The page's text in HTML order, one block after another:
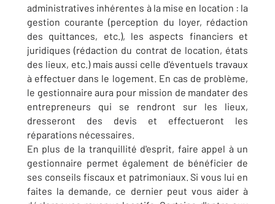
administratives inhérentes à la mise en location : la
gestion courante (perception du loyer, rédaction
des quittances, etc.), les aspects financiers et
juridiques (rédaction du contrat de location, états
des lieux, etc.) mais aussi celle d'éventuels travaux
à effectuer dans le logement. En cas de problème,
le gestionnaire aura pour mission de mandater des
entrepreneurs qui se rendront sur les lieux,
dresseront des devis et effectueront les
réparations nécessaires.
En plus de la tranquillité d'esprit, faire appel à un
gestionnaire permet également de bénéficier de
ses conseils fiscaux et patrimoniaux. Si vous lui en
faites la demande, ce dernier peut vous aider à